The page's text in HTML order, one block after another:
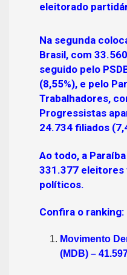
eleitorado
Na segunda
Brasil, com
seguido pelo
(8,55%), e pelo
Trabalhadores,
Progressistas
24.734 filiados
Ao todo, a
331.377 eleitores
políticos.
Confira o ranking:
Movimento
(MDB) –